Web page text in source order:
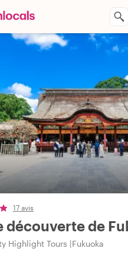
17 avis
découverte de
Highlight Tours Fukuoka